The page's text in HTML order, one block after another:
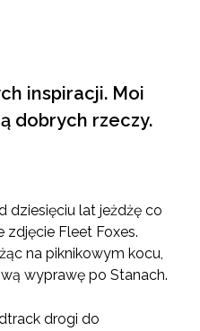
inspiracji. Moi
dobrych rzeczy.
dziesięciu lat jeżdżę co
zdjęcie Fleet Foxes.
na piknikowym kocu,
wyprawę po Stanach.
drogi do